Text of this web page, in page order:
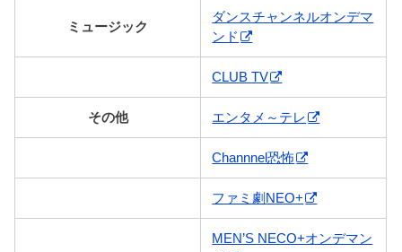
ミュージック
ダンスチャンネルオンデマ
ンド
CLUB TV
その他 エンタメ～テレ
Channnel恐怖
ファミ劇NEO+
MEN’S NECO+オンデマン